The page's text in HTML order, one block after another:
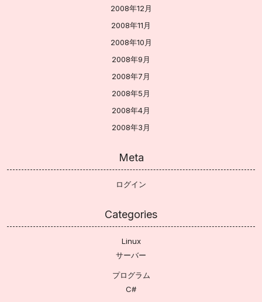
2008年12月
2008年11月
2008年10月
2008年9月
2008年7月
2008年5月
2008年4月
2008年3月
Meta
ログイン
Categories
Linux
サーバー
プログラム
C#